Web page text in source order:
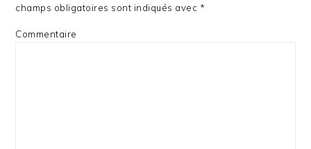
champs obligatoires sont indiqués avec *
Commentaire